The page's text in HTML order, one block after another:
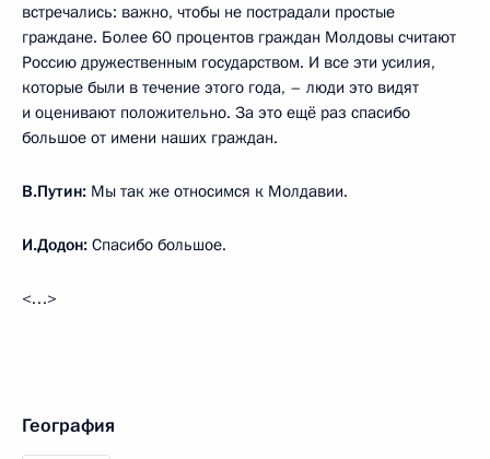
встречались: важно, чтобы не пострадали простые
граждане. Более 60 процентов граждан Молдовы считают
Россию дружественным государством. И все эти усилия,
которые были в течение этого года, – люди это видят
и оценивают положительно. За это ещё раз спасибо
большое от имени наших граждан.
В.Путин: Мы так же относимся к Молдавии.
И.Додон: Спасибо большое.
<…>
География